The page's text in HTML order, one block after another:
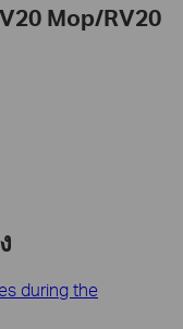
Mop/RV20
during the